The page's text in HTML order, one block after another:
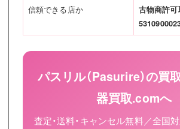
信頼できる店か
古物商許可
パスリル（Pasurire）の買
器買取.comへ
査定・送料・キャンセル無料／全国